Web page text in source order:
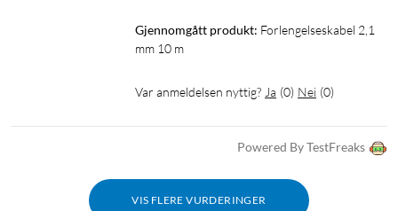
Gjennomgått produkt: Forlengelseskabel 2,1
mm 10 m
Var anmeldelsen nyttig? Ja (0) Nei (0)
Powered By TestFreaks
VIS FLERE VURDERINGER